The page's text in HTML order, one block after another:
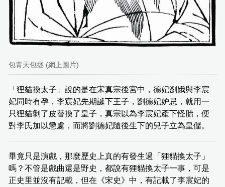
包青天包拯 (網上圖片)
「狸貓換太子」說的是在宋真宗後宮中，德妃劉娥與李宸
妃同時有孕，李宸妃先期誕下王子，劉德妃妒忌，就用一
只狸貓剝了皮替換了皇子，真宗以為李宸妃產下怪胎，便
對李氏加以懲處，而將劉德妃隨後生下的兒子立為皇儲。
畢竟只是演戲，那麼歷史上真的有發生過「狸貓換太子」
嗎？不管是戲曲還是野史，都說有狸貓換太子一事，可是
正史里並沒有記載，但在《宋史》中，有記載了李宸妃的